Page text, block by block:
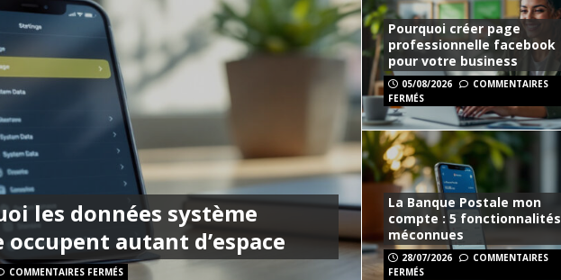
[ 28/07/2026 ] La Banque Postale mon compte : 5 fonctionnalités méconnues
IA en français gratuit : comparatif des meilleures solutions
WEBMARKETING
[ 09/08/2026 ]
Pourquoi les données système iPhone occupent autant d’espace
les données système
occupent autant d’espace
COMMENTAIRES FERMÉS
Pourquoi créer page
professionnelle facebook
pour votre business
05/08/2026
COMMENTAIRES
FERMÉS
La Banque Postale mon
compte : 5 fonctionnalités
méconnues
28/07/2026
COMMENTAIRES
FERMÉS